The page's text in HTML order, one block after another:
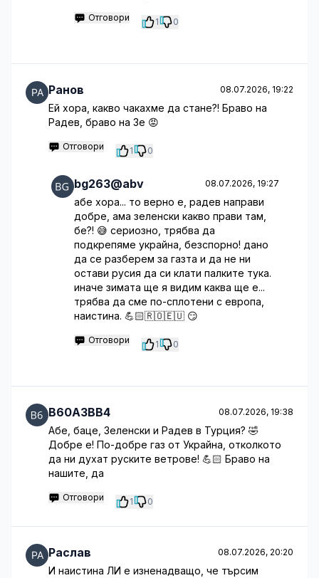
Отговори 1 0
Ранов 08.07.2026, 19:22
Ей хора, какво чакахме да стане?! Браво на
Радев, браво на Зе 😡
Отговори 1 0
bg263@abv 08.07.2026, 19:27
абе хора... то верно е, радев направи
добре, ама зеленски какво прави там,
бе?! 😅 сериозно, трябва да
подкрепяме украйна, безспорно! дано
да се разберем за газта и да не ни
остави русия да си клати палките тука.
иначе зимата ще я видим каква ще е...
трябва да сме по-сплотени с европа,
наистина. 💪🏻🇷🇴🇪🇺 😏
Отговори 1 0
B60A3BB4 08.07.2026, 19:38
Абе, баце, Зеленски и Радев в Турция? 🤣
Добре е! По-добре газ от Украйна, отколкото
да ни духат руските ветрове! 💪🏻 Браво на
нашите, да
Отговори 1 0
Раслав 08.07.2026, 20:20
И наистина ЛИ е изненадващо, че търсим